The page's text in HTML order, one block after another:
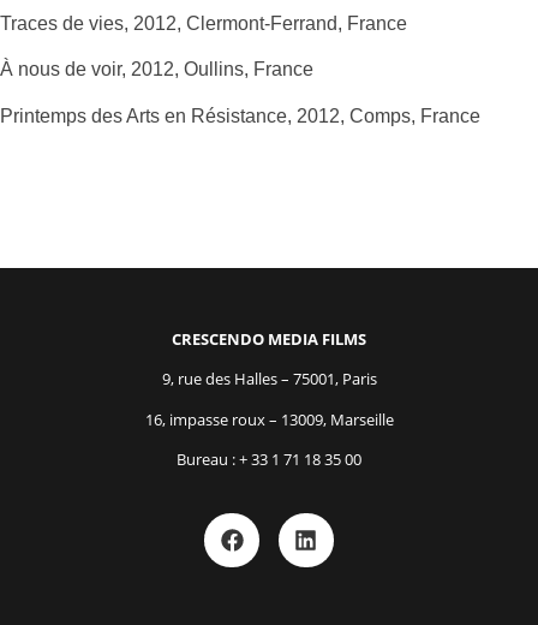
Traces de vies, 2012, Clermont-Ferrand, France
À nous de voir, 2012, Oullins, France
Printemps des Arts en Résistance, 2012, Comps, France
CRESCENDO MEDIA FILMS
9, rue des Halles – 75001, Paris
16, impasse roux – 13009, Marseille
Bureau : + 33 1 71 18 35 00